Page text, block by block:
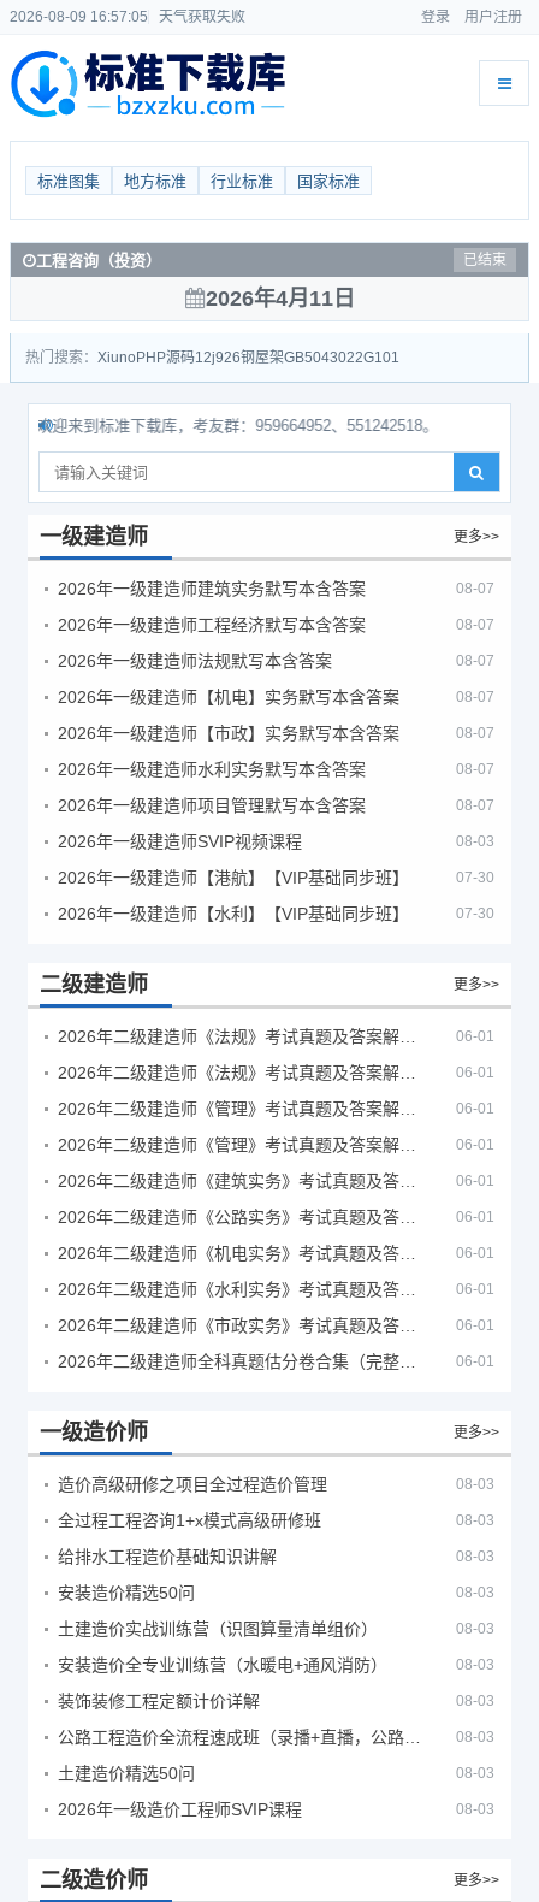
2026-08-09 16:57:06 天气获取失败 登录 用户注册
标准图集 地方标准 行业标准 国家标准
工程咨询（投资） 已结束
2026年4月11日
热门搜索： Xiuno PHP源码12j926钢屋架GB5043022G101
迎来到标准下载库，考友群：959664952、551242518。
一级建造师 更多>>
2026年一级建造师建筑实务默写本含答案 08-07
2026年一级建造师工程经济默写本含答案 08-07
2026年一级建造师法规默写本含答案 08-07
2026年一级建造师【机电】实务默写本含答案 08-07
2026年一级建造师【市政】实务默写本含答案 08-07
2026年一级建造师水利实务默写本含答案 08-07
2026年一级建造师项目管理默写本含答案 08-07
2026年一级建造师SVIP视频课程 08-03
2026年一级建造师【港航】【VIP基础同步班】 07-30
2026年一级建造师【水利】【VIP基础同步班】 07-30
二级建造师 更多>>
06-01
06-01
06-01
06-01
06-01
06-01
06-01
06-01
06-01
06-01
一级造价师 更多>>
造价高级研修之项目全过程造价管理 08-03
全过程工程咨询1+x模式高级研修班 08-03
给排水工程造价基础知识讲解 08-03
安装造价精选50问 08-03
土建造价实战训练营（识图算量清单组价） 08-03
安装造价全专业训练营（水暖电+通风消防） 08-03
装饰装修工程定额计价详解 08-03
08-03
土建造价精选50问 08-03
2026年一级造价工程师SVIP课程 08-03
二级造价师 更多>>